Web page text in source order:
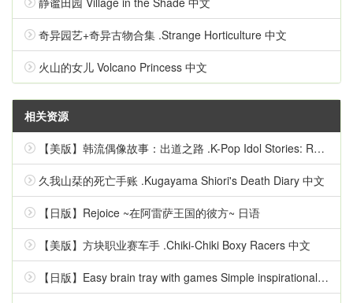
奇异园艺+奇异古物合集 .Strange Horticulture 中文
火山的女儿 Volcano Princess 中文
相关资源
【美版】韩流偶像故事：出道之路 .K-Pop Idol Stories: Road to Debut 英语
久我山栞的死亡手账 .Kugayama Shiori's Death Diary 中文
【日版】Rejoice ~在阿雷萨王国的彼方~ 日语
【美版】方块职业赛车手 .Chiki-Chiki Boxy Racers 中文
【日版】Easy brain tray with games Simple inspirational quizzes 日语